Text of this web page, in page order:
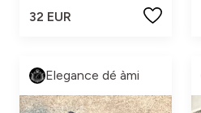
32 EUR
Elegance dé àmi